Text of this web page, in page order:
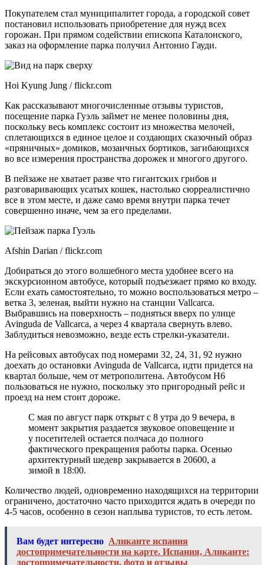
Покупателем стал муниципалитет города, а городской совет
постановил использовать приобретение для нужд всех
горожан. При прямом содействии епископа Каталонского,
заказ на оформление парка получил Антонио Гауди.
Hoi Kyung Jung / flickr.com
Как рассказывают многочисленные отзывы туристов,
посещение парка Гуэль займет не менее половины дня,
поскольку весь комплекс состоит из множества мелочей,
сплетающихся в единое целое и создающих сказочный образ
«пряничных» домиков, мозаичных бортиков, загибающихся
во все измерения пространства дорожек и многого другого.
В пейзаже не хватает разве что гигантских грибов и
разговаривающих усатых кошек, настолько сюрреалистично
все в этом месте, и даже само время внутри парка течет
совершенно иначе, чем за его пределами.
Afshin Darian / flickr.com
Добираться до этого волшебного места удобнее всего на
экскурсионном автобусе, который подъезжает прямо ко входу.
Если ехать самостоятельно, то можно воспользоваться метро –
ветка 3, зеленая, выйти нужно на станции Vallcarca.
Выбравшись на поверхность – подняться вверх по улице
Avinguda de Vallcarca, а через 4 квартала свернуть влево.
Заблудиться невозможно, везде есть стрелки-указатели.
На рейсовых автобусах под номерами 32, 24, 31, 92 нужно
доехать до остановки Avinguda de Vallcarca, идти придется на
квартал больше, чем от метрополитена. Автобусом Н6
пользоваться не нужно, поскольку это пригородный рейс и
проезд на нем стоит дороже.
С мая по август парк открыт с 8 утра до 9 вечера, в
момент закрытия раздается звуковое оповещение и
у посетителей остается полчаса до полного
фактического прекращения работы парка. Осенью
архитектурный шедевр закрывается в 20600, а
зимой в 18:00.
Количество людей, одновременно находящихся на территории
ограничено, достаточно часто приходится ждать в очереди по
4-5 часов, особенно в сезон наплыва туристов, то есть летом.
Вам будет интересно Аликанте испания
достопримечательности на карте. Испания, Аликанте:
достопримечательности, фото и отзывы